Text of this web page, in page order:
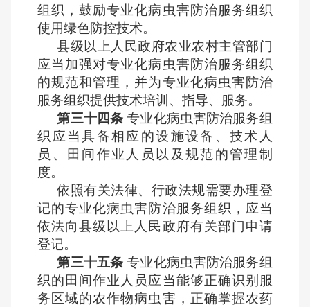
组织，鼓励专业化病虫害防治服务组织
使用绿色防控技术。
县级以上人民政府农业农村主管部门
应当加强对专业化病虫害防治服务组织
的规范和管理，并为专业化病虫害防治
服务组织提供技术培训、指导、服务。
第三十四条 专业化病虫害防治服务组
织应当具备相应的设施设备、技术人
员、田间作业人员以及规范的管理制
度。
依照有关法律、行政法规需要办理登
记的专业化病虫害防治服务组织，应当
依法向县级以上人民政府有关部门申请
登记。
第三十五条 专业化病虫害防治服务组
织的田间作业人员应当能够正确识别服
务区域的农作物病虫害，正确掌握农药